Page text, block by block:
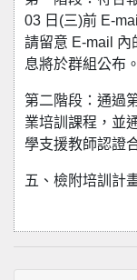
03 日(三)前 E-
請留意 E-mail 內
息將於群組公布。
第二階段：通過
業培訓課程，並
學支援教師認證
五、檢附培訓計